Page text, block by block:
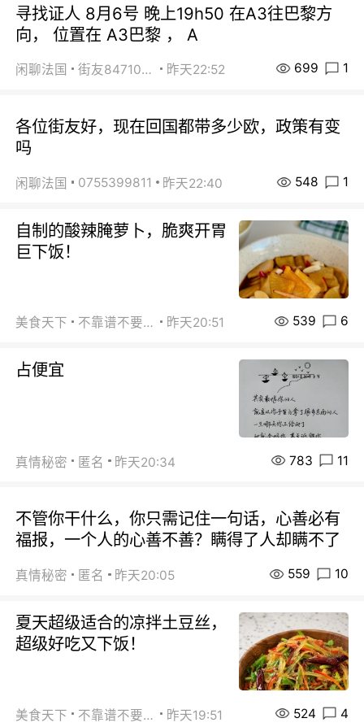
寻找证人 8月6号 晚上19h50 在A3往巴黎方
向， 位置在 A3巴黎 ， A
闲聊法国 街友84710671 昨天22:52 699 1
各位街友好，现在回国都带多少欧，政策有变
吗
闲聊法国 0755399811 昨天22:40 548 1
自制的酸辣腌萝卜，脆爽开胃
巨下饭！
美食天下 不靠谱不要联系 昨天20:51 539 6
占便宜
真情秘密 匿名 昨天20:34 783 11
不管你干什么，你只需记住一句话，心善必有
福报，一个人的心善不善？瞒得了人却瞒不了
真情秘密 匿名 昨天20:05 559 10
夏天超级适合的凉拌土豆丝，
超级好吃又下饭！
美食天下 不靠谱不要联系 昨天19:51 524 4